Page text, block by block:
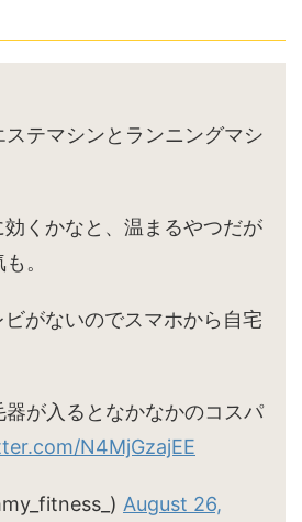
テマシンとランニングマシ
くかなと、温まるやつだが
。
がないのでスマホから自宅
器が入るとなかなかのコスパ
N4MjGzajEE
August 26,